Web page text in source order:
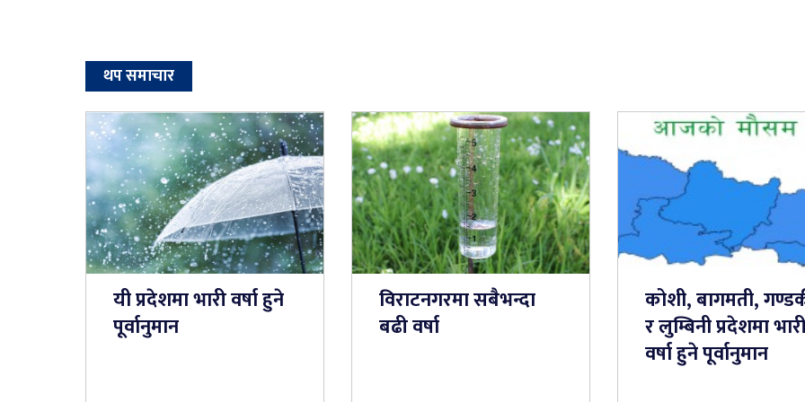
थप समाचार
यी प्रदेशमा भारी वर्षा हुने
पूर्वानुमान
विराटनगरमा सबैभन्दा
बढी वर्षा
कोशी, बागमती,
र लुम्बिनी प्रदेशमा
वर्षा हुने पूर्वानुमान